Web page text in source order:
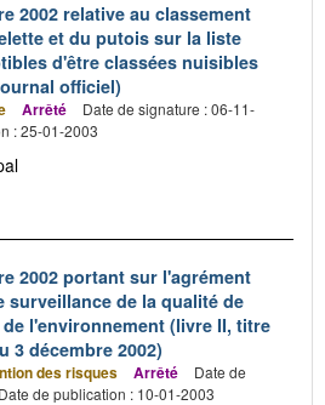
2002 relative au classement
et du putois sur la liste
d'être classées nuisibles
officiel)
Arrêté
Date de signature : 06-11-
: 25-01-2003
2002 portant sur l'agrément
surveillance de la qualité de
l'environnement (livre II, titre
3 décembre 2002)
des risques Arrêté
Date de
Date de publication : 10-01-2003